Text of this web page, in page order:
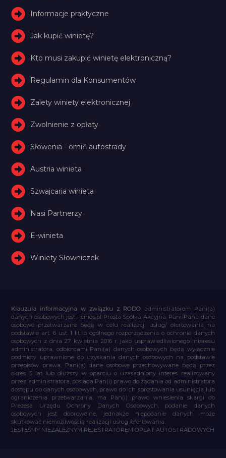
Informacje praktyczne
Jak kupić winietę?
Kto musi zakupić winietę elektroniczną?
Regulamin dla Konsumentów
Zalety winiety elektronicznej
Zwolnienie z opłaty
Słowenia - omiń autostrady
Austria winieta
Szwajcaria winieta
Nasi Partnerzy
E-winieta
Winiety Słowniczek
Klauzula informacyjna w związku z RODO administratorem Pani(a)
danych osobowych jest Feniqs.pl Prosta Spółka Akcyjna. Pani/Pana dane
osobowe przetwarzane będą w celu realizacji usług/ ofertowania na
podstawie art. 6 ust. 1 lit. b ogólnego rozporządzenia o ochronie danych
osobowych z dnia 27 kwietnia 2016 r. jako usprawiedliwionego interesu
administratora, odbiorcami Pani(a) danych osobowych będą wyłącznie
podmioty uprawnione do uzyskania danych osobowych na podstawie
przepisów prawa, Pani(a) dane osobowe przechowywane będą przez
okres 5 lat lub dłuższy w oparciu o uzasadniony interes realizowany
przez administratora, posiada Pan(i) prawo do żądania od administratora
dostępu do danych osobowych, prawo do ich sprostowania usunięcia lub
ograniczenia przetwarzania, ma Pan(i) prawo wniesienia skargi do
Prezesa Urzędu Ochrony Danych Osobowych, podanie danych
osobowych jest dobrowolne, jednakże niepodanie danych może
skutkować niemożliwością realizacji usług /ofertowania.
JESTEŚMY NIEZALEŻNYM REJESTRATOREM OPŁAT AUTOSTRADOWYCH